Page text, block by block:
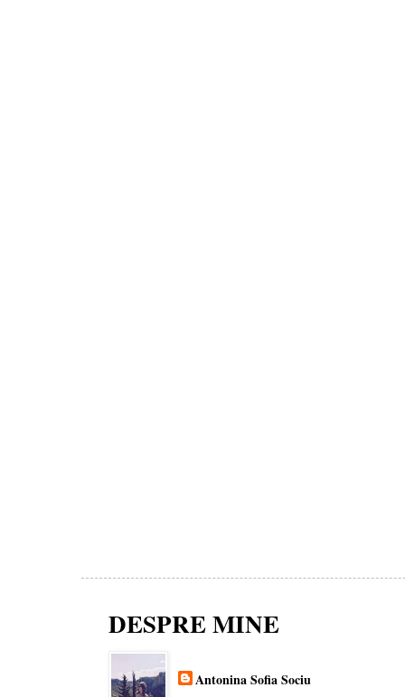
DESPRE MINE
Antonina Sofia Sociu